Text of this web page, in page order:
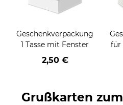
Geschenkverpackung
1 Tasse mit Fenster
2,50 €
für
Grußkarten